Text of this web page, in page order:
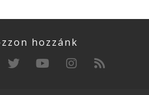
hozzánk